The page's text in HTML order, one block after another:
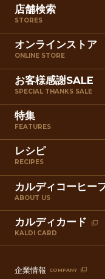
店舗検索
STORES
オンラインストア
ONLINE STORE
お客様感謝SALE
SPECIAL THANKS SALE
特集
FEATURES
レシピ
RECIPES
カルディコーヒー
ABOUT US
カルディカード
KALDI CARD
企業情報 COMPANY